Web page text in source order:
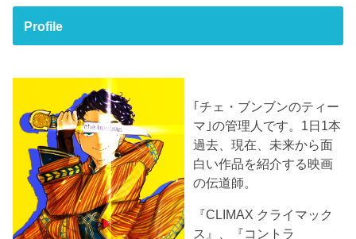
Profile
｢チェ・ブンブンのティー
マ｣の管理人です。1日1本
過去、現在、未来から面
白い作品を紹介する映画
の伝道師。
『CLIMAX クライマック
ス』、『コントラ